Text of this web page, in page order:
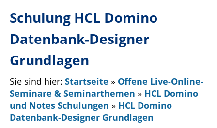
Schulung HCL Domino
Datenbank-Designer
Grundlagen
Sie sind hier: Startseite » Offene Live-Online-
Seminare & Seminarthemen » HCL Domino
und Notes Schulungen » HCL Domino
Datenbank-Designer Grundlagen